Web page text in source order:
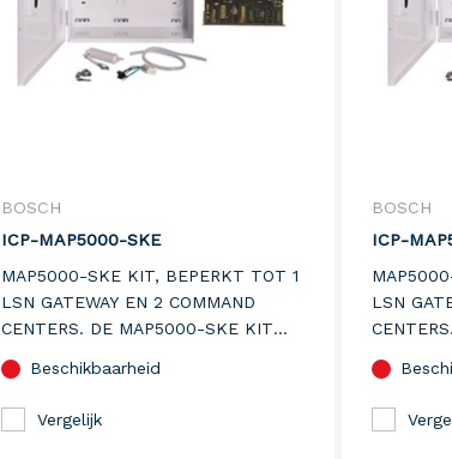
BOSCH
ICP-MAP5000-SKE
MAP5000-SKE KIT, BEPERKT TOT 1
LSN GATEWAY EN 2 COMMAND
CENTERS. DE MAP5000-SKE KIT
MAAL IPP-MAP0005, 1 MAAL ICP-
MAP0010, 1 MAAL IUI-MAP0002, 1
MAAL ICP-MAP0111)
Beschikbaarheid
Vergelijk
BOSCH
ICP-
LSN
MAAL
MAAL